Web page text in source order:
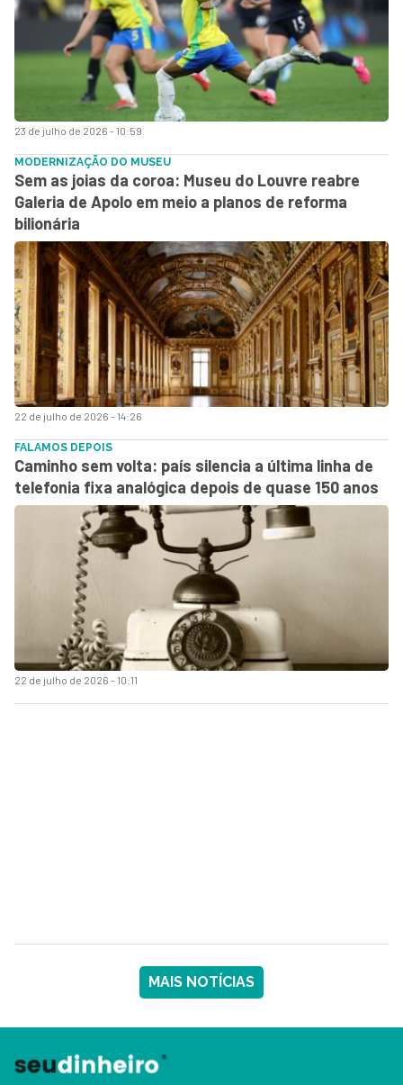
23 de julho de 2026 - 10:59
22 de julho de 2026 - 14:26
MODERNIZAÇÃO DO MUSEU
Sem as joias da coroa: Museu do Louvre reabre
Galeria de Apolo em meio a planos de reforma
bilionária
22 de julho de 2026 - 10:11
FALAMOS DEPOIS
Caminho sem volta: país silencia a última linha de
telefonia fixa analógica depois de quase 150 anos
MAIS NOTÍCIAS